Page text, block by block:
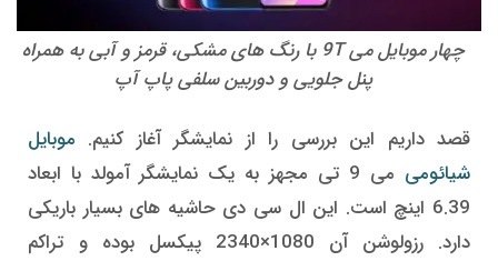
چهار موبایل می 9T با رنگ های مشکی، قرمز و آبی به همراه
پنل جلویی و دوربین سلفی پاپ آپ
قصد داریم این بررسی را از نمایشگر آغاز کنیم. موبایل
شیائومی
می 9 تی مجهز به یک نمایشگر آمولد با ابعاد
6.39 اینچ است. این ال سی دی حاشیه های بسیار باریکی
دارد. رزولوشن آن 1080×2340 پیکسل بوده و تراکم